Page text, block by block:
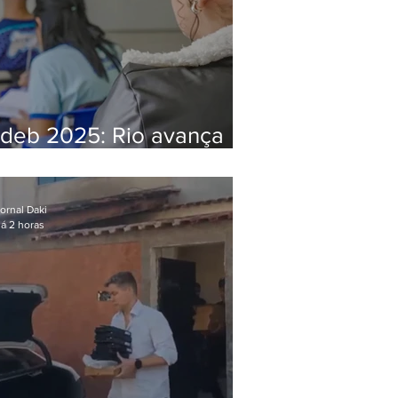
2025: Rio avança
da média nacional
Daki
2 horas